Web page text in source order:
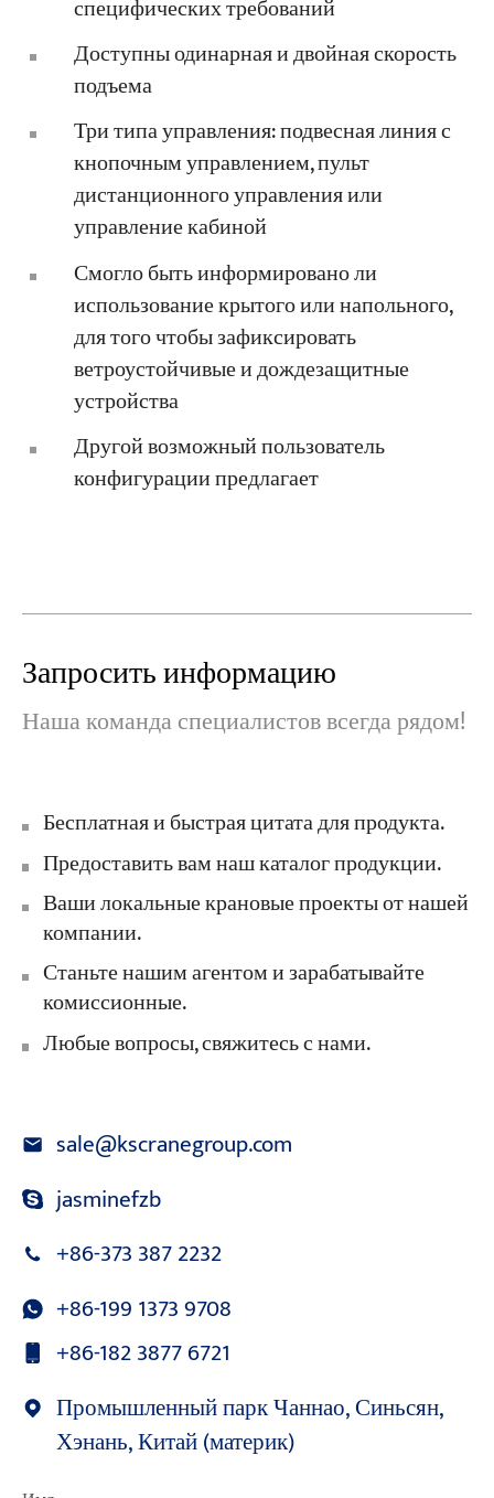
специфических требований
Доступны одинарная и двойная скорость
подъема
Три типа управления: подвесная линия с
кнопочным управлением, пульт
дистанционного управления или
управление кабиной
Смогло быть информировано ли
использование крытого или напольного,
для того чтобы зафиксировать
ветроустойчивые и дождезащитные
устройства
Другой возможный пользователь
конфигурации предлагает
Запросить информацию
Наша команда специалистов всегда рядом!
Бесплатная и быстрая цитата для продукта.
Предоставить вам наш каталог продукции.
Ваши локальные крановые проекты от нашей
компании.
Станьте нашим агентом и зарабатывайте
комиссионные.
Любые вопросы, свяжитесь с нами.
sale@kscranegroup.com
jasminefzb
+86-373 387 2232
+86-199 1373 9708
+86-182 3877 6721
Промышленный парк Чаннао, Синьсян,
Хэнань, Китай (материк)